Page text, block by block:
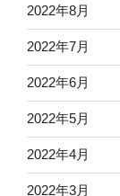
2022年8月
2022年7月
2022年6月
2022年5月
2022年4月
2022年3月